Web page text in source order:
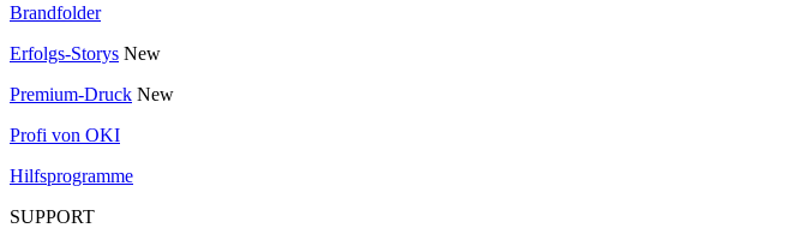
Brandfolder
Erfolgs-Storys New
Premium-Druck New
Profi von OKI
Hilfsprogramme
SUPPORT